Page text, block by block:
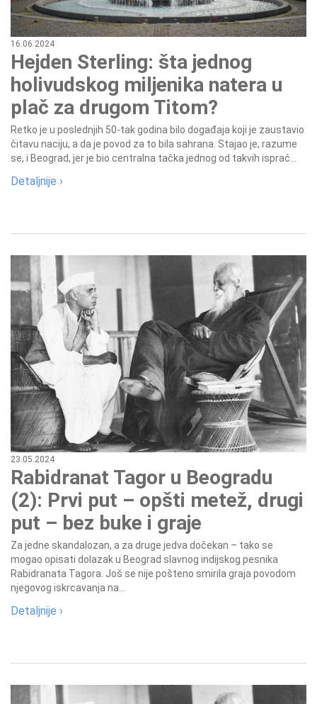
16.06.2024
Hejden Sterling: šta jednog
holivudskog miljenika natera u
plač za drugom Titom?
Retko je u poslednjih 50-tak godina bilo događaja koji je zaustavio
čitavu naciju, a da je povod za to bila sahrana. Stajao je, razume
se, i Beograd, jer je bio centralna tačka jednog od takvih isprać...
Detaljnije ›
23.05.2024
Rabidranat Tagor u Beogradu
(2): Prvi put – opšti metež, drugi
put – bez buke i graje
Za jedne skandalozan, a za druge jedva dočekan – tako se
mogao opisati dolazak u Beograd slavnog indijskog pesnika
Rabidranata Tagora. Još se nije pošteno smirila graja povodom
njegovog iskrcavanja na...
Detaljnije ›